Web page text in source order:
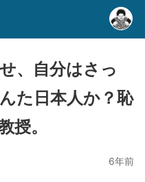
、自分はさっ
た日本人か？恥
授。
6年前